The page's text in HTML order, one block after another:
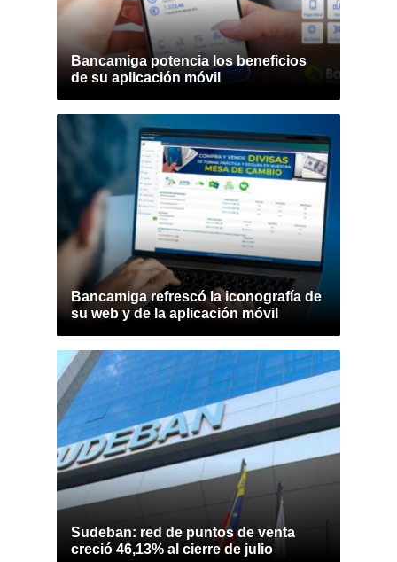
Bancamiga potencia los beneficios
de su aplicación móvil
Bancamiga refrescó la iconografía de
su web y de la aplicación móvil
Sudeban: red de puntos de venta
creció 46,13% al cierre de julio